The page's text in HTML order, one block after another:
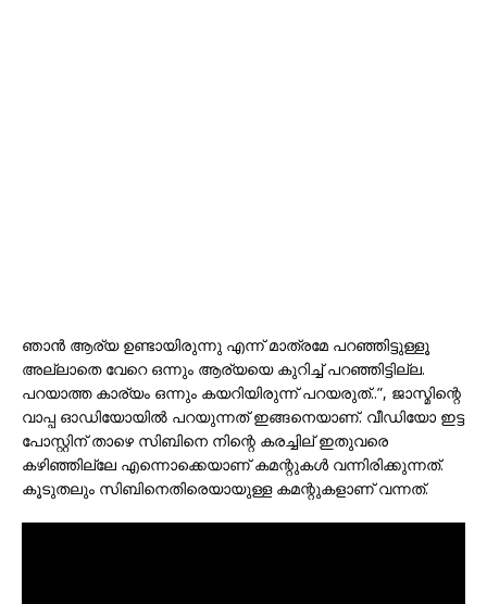
ഞാൻ ആര്യ ഉണ്ടായിരുന്നു എന്ന് മാത്രമേ പറഞ്ഞിട്ടുള്ളൂ
അല്ലാതെ വേറെ ഒന്നും ആര്യയെ കുറിച്ച് പറഞ്ഞിട്ടില്ല.
പറയാത്ത കാര്യം ഒന്നും കയറിയിരുന്ന് പറയരുത്..”, ജാസ്മിന്റെ
വാപ്പ ഓഡിയോയിൽ പറയുന്നത് ഇങ്ങനെയാണ്. വീഡിയോ ഇട്ട
പോസ്റ്റിന് താഴെ സിബിനെ നിന്റെ കരച്ചില് ഇതുവരെ
കഴിഞ്ഞില്ലേ എന്നൊക്കെയാണ് കമന്റുകൾ വന്നിരിക്കുന്നത്.
കൂടുതലും സിബിനെതിരെയായുള്ള കമന്റുകളാണ് വന്നത്.